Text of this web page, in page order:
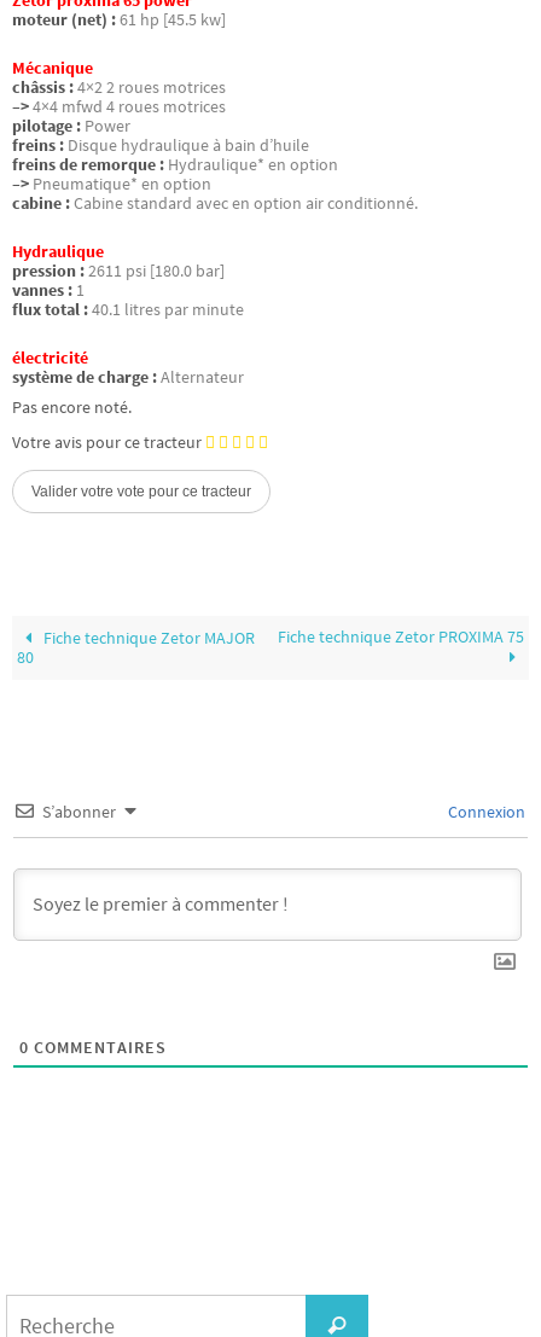
moteur (net) :61 hp [45.5 kw]
Mécanique
châssis :4×2 2 roues motrices
–>4×4 mfwd 4 roues motrices
pilotage : Power
freins : Disque hydraulique à bain d’huile
freins de remorque : Hydraulique* en option
–> Pneumatique* en option
cabine :Cabine standard avec en option air conditionné.
Hydraulique
pression :2611 psi [180.0 bar]
vannes : 1
flux total :40.1 litres par minute
électricité
système de charge :Alternateur
Pas encore noté.
Votre avis pour ce tracteur
Fiche technique Zetor MAJOR
80
Fiche technique Zetor PROXIMA 75
S’abonner Connexion
0 COMMENTAIRES
Recherche